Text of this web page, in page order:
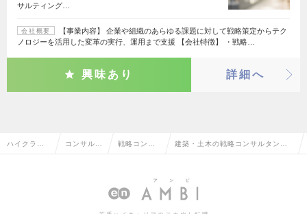
サルティング…
会社概要
【事業内容】 企業や組織のあらゆる課題に対して戦略策定からテク
ノロジーを活用した変革の実行、運用まで支援 【会社特徴】 ・戦略…
興味あり 詳細へ
ハイクラス コンサルタ 戦略コンサ 建築・土木の戦略コンサルタント